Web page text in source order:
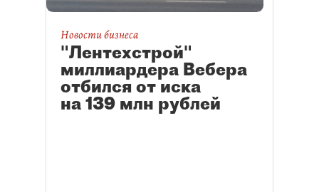
Новости бизнеса
"Лентехстрой"
миллиардера Вебера
отбился от иска
на 139 млн рублей